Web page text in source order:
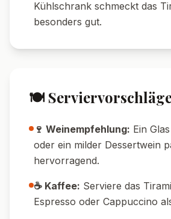
💡 Tipps & Tricks
kühlen, besser länger – dann
☕ Kaffee-Tipp: Verwende
Espresso für ein intensiveres
🍋 Frische-Boost:Mit
Orangenschale wird das